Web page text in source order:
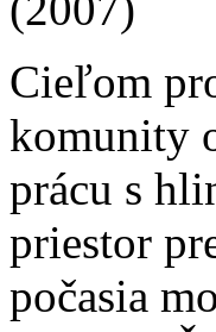
Cieľom
komunity
prácu s
priestor
počasia